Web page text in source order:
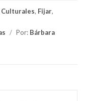
Culturales, Fijar,
/ Por: Bárbara